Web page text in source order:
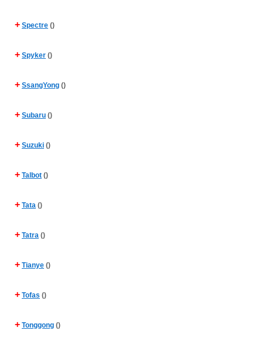
+ Spectre ()
+ Spyker ()
+ SsangYong ()
+ Subaru ()
+ Suzuki ()
+ Talbot ()
+ Tata ()
+ Tatra ()
+ Tianye ()
+ Tofas ()
+ Tonggong ()